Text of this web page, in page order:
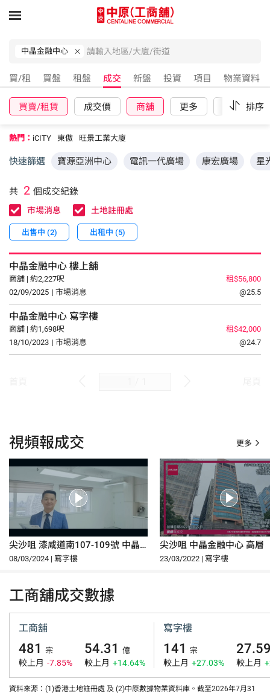
中晶金融中心
買/租 買盤 租盤 成交 新盤 投資 項目 物業資料
買賣/租賃 成交價 商舖 更多 重設 排序
熱門： iCITY 東傲 旺景工業大廈
快速篩選 寶源亞洲中心 電訊一代廣場 康宏廣場 星
共 2 個成交紀錄
市場消息 土地註冊處
出售中 (2) 出租中 (5)
中晶金融中心 樓上舖
商舖 | 約2,227呎
租$56,800
02/09/2025 | 市場消息 @25.5
中晶金融中心 寫字樓
商舖 | 約1,698呎
租$42,000
18/10/2023 | 市場消息 @24.7
視頻報成交 更多
尖沙咀 漆咸道南107-109號 中晶
金融中心 15樓
08/03/2024 | 寫字樓
尖沙咀 中晶金融中心 高層
23/03/2022 | 寫字樓
工商舖成交數據
工商舖
481 宗
較上月 -7.85%
54.31 億
較上月 +14.64%
寫字樓
141 宗
較上月 +27.03% 較上月
資料來源：(1)香港土地註冊處 及 (2)中原數據物業資料庫。截至2026年7月31